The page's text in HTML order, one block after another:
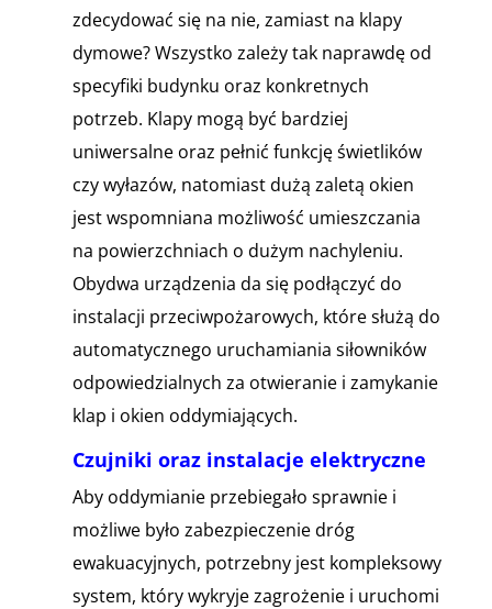
zdecydować się na nie, zamiast na klapy
dymowe? Wszystko zależy tak naprawdę od
specyfiki budynku oraz konkretnych
potrzeb. Klapy mogą być bardziej
uniwersalne oraz pełnić funkcję świetlików
czy wyłazów, natomiast dużą zaletą okien
jest wspomniana możliwość umieszczania
na powierzchniach o dużym nachyleniu.
Obydwa urządzenia da się podłączyć do
instalacji przeciwpożarowych, które służą do
automatycznego uruchamiania siłowników
odpowiedzialnych za otwieranie i zamykanie
klap i okien oddymiających.
Czujniki oraz instalacje elektryczne
Aby oddymianie przebiegało sprawnie i
możliwe było zabezpieczenie dróg
ewakuacyjnych, potrzebny jest kompleksowy
system, który wykryje zagrożenie i uruchomi